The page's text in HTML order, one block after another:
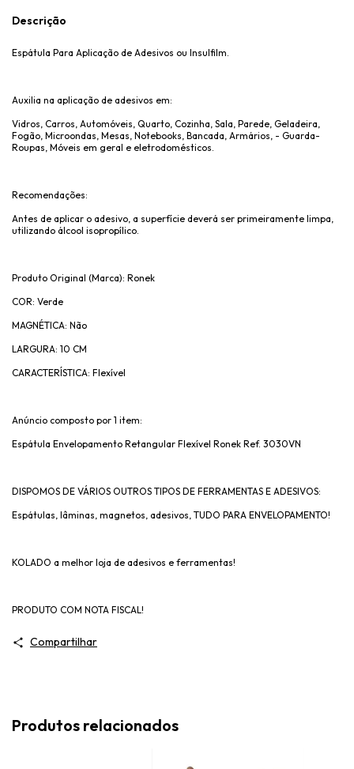
Descrição
Espátula Para Aplicação de Adesivos ou Insulfilm.
Auxilia na aplicação de adesivos em:
Vidros, Carros, Automóveis, Quarto, Cozinha, Sala, Parede, Geladeira,
Fogão, Microondas, Mesas, Notebooks, Bancada, Armários, - Guarda-
Roupas, Móveis em geral e eletrodomésticos.
Recomendações:
Antes de aplicar o adesivo, a superfície deverá ser primeiramente limpa,
utilizando álcool isopropílico.
Produto Original (Marca): Ronek
COR: Verde
MAGNÉTICA: Não
LARGURA: 10 CM
CARACTERÍSTICA: Flexível
Anúncio composto por 1 item:
Espátula Envelopamento Retangular Flexível Ronek Ref. 3030VN
DISPOMOS DE VÁRIOS OUTROS TIPOS DE FERRAMENTAS E ADESIVOS:
Espátulas, lâminas, magnetos, adesivos, TUDO PARA ENVELOPAMENTO!
KOLADO a melhor loja de adesivos e ferramentas!
PRODUTO COM NOTA FISCAL!
Compartilhar
Produtos relacionados